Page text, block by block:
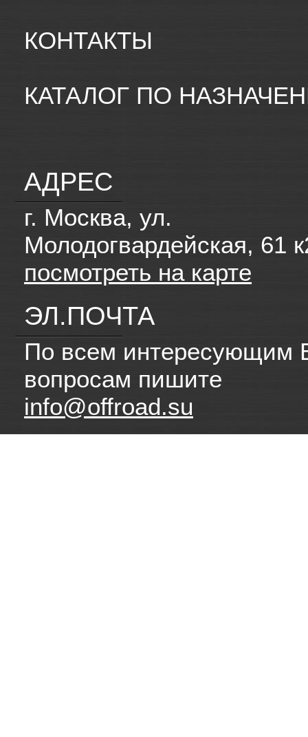
КОНТАКТЫ
КАТАЛОГ ПО
АДРЕС
г. Москва, ул.
Молодогвардейская, 61
посмотреть на карте
ЭЛ.ПОЧТА
По всем интересующим
вопросам пишите
info@offroad.su